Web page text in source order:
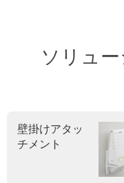
ソリュ
壁掛けアタッ
チメント